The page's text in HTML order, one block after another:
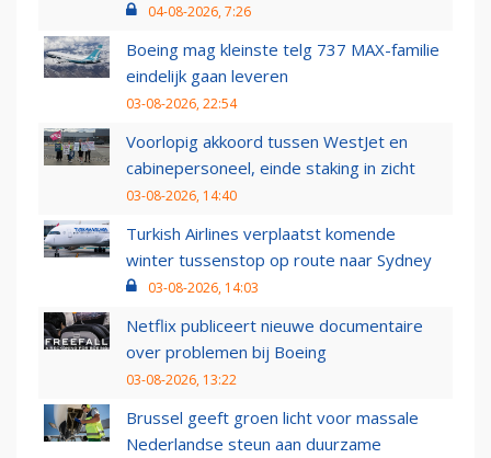
04-08-2026, 7:26
Boeing mag kleinste telg 737 MAX-familie
eindelijk gaan leveren
03-08-2026, 22:54
Voorlopig akkoord tussen WestJet en
cabinepersoneel, einde staking in zicht
03-08-2026, 14:40
Turkish Airlines verplaatst komende
winter tussenstop op route naar Sydney
03-08-2026, 14:03
Netflix publiceert nieuwe documentaire
over problemen bij Boeing
03-08-2026, 13:22
Brussel geeft groen licht voor massale
Nederlandse steun aan duurzame